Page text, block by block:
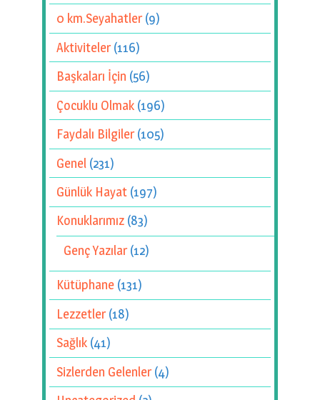
0 km.Seyahatler(9)
Aktiviteler(116)
Başkaları İçin (56)
Çocuklu Olmak (196)
Faydalı Bilgiler(105)
Genel (231)
Günlük Hayat (197)
Konuklarımız (83)
Genç Yazılar(12)
Kütüphane (131)
Lezzetler(18)
Sağlık (41)
Sizlerden Gelenler(4)